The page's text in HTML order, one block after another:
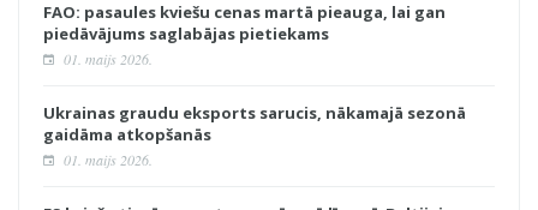
FAO: pasaules kviešu cenas martā pieauga, lai gan
piedāvājums saglabājas pietiekams
01. maijs 2026.
Ukrainas graudu eksports sarucis, nākamajā sezonā
gaidāma atkopšanās
01. maijs 2026.